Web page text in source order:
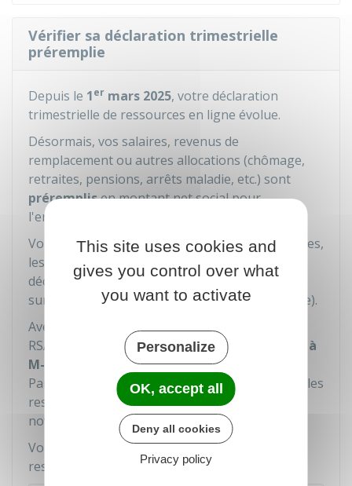
Vérifier sa déclaration trimestrielle
préremplie
Depuis le 1er mars 2025, votre déclaration
trimestrielle de ressources en ligne évolue.
Désormais, vos salaires, revenus de
remplacement ou autres allocations (chômage,
retraites, pensions, arrêts maladie, etc.) sont
préremplisen montant net social pour
l'ensemble de votre
Vous devez consulter vos ressources préremplies,
les valider et, si besoin, compléter votre
déclaration avec vos autres ressources perçues
sur la période (pension alimentaire par exemple).
Avec le pré-remplissage, le calcul des droits au
RSA est
basé sur les ressources des mois M-2 à
M-4
, et non plus sur celles des mois M-1 à M-3.
Par exemple, pour la déclaration de mars 2025, les
ressources préremplies sont celles des mois de
novembre 2024, décembre 2024 et janvier 2025.
Vous pouvez vérifier votre déclaration de
ressources préremplie sur le site de la Caf :
This site uses cookies and
gives you control over what
you want to activate
Personalize
OK, accept all
Deny all cookies
Privacy policy